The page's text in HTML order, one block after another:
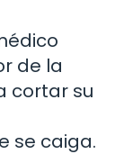
de la
cortar su
se caiga.